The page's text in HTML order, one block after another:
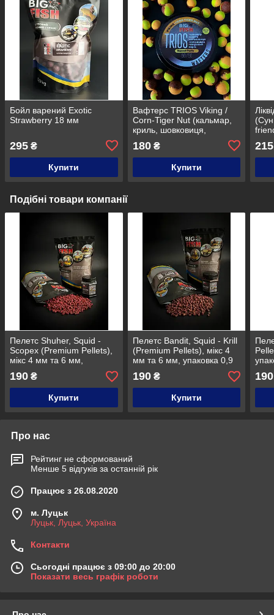
Бойл варений Exotic
Strawberry 18 мм
295 ₴
Купити
Вафтерс TRIOS Viking /
Corn-Tiger Nut (кальмар,
криль, шовковиця,
кукурудза, тигровий горіх),
10-12 мм
180₴
Купити
215
Подібні товари компанії
Пелетс Shuher, Squid -
Scopex (Premium Pellets),
мікс 4 мм та 6 мм,
упаковка 0,9 кг
190 ₴
Купити
Пелетс Bandit, Squid - Krill
(Premium Pellets), мікс 4
мм та 6 мм, упаковка 0,9
кг
190₴
Купити
190
Про нас
Рейтинг не сформований
Менше 5 відгуків за останній рік
Працює з 26.08.2020
м. Луцьк
Луцьк, Луцьк, Україна
Контакти
Сьогодні працює з 09:00 до 20:00
Показати весь графік роботи